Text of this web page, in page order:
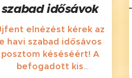
szabad idősávok
elnézést kérek az
e havi szabad idősávos
posztom késéséért! A
befogadott kis